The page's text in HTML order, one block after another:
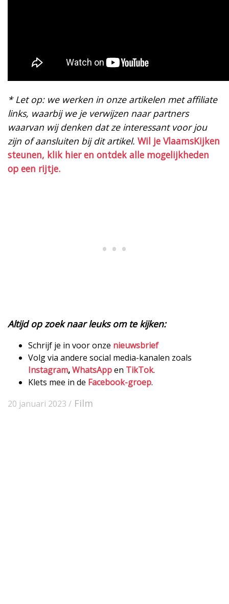
* Let op: we werken in onze artikelen met affiliate
links, waarbij we je verwijzen naar partners
waarvan wij denken dat ze interessant voor jou
zijn of aansluiten bij dit artikel. Wil je VlaamsKijken
steunen, klik hier en ontdek alle mogelijkheden
op een rijtje.
Altijd op zoek naar leuks om te kijken:
Schrijf je in voor onze nieuwsbrief
Volg via andere social media-kanalen zoals
Instagram,WhatsAppen TikTok.
Klets mee in de Facebook-groep.
20 januari 2023 / Film